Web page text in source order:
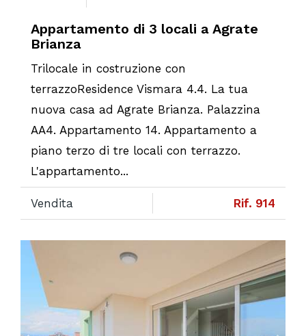
Appartamento di 3 locali a Agrate
Brianza
Trilocale in costruzione con
terrazzoResidence Vismara 4.4. La tua
nuova casa ad Agrate Brianza. Palazzina
AA4. Appartamento 14. Appartamento a
piano terzo di tre locali con terrazzo.
L'appartamento...
Vendita Rif. 914
Previous